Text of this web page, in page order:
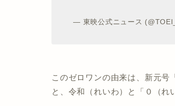
— 東映公式ニュース
このゼロワンの由来は、新元号
と、令和（れいわ）と「０（れ